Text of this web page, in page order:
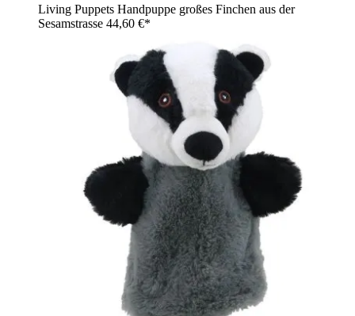
Living Puppets Handpuppe großes Finchen aus der
Sesamstrasse 44,60 €*